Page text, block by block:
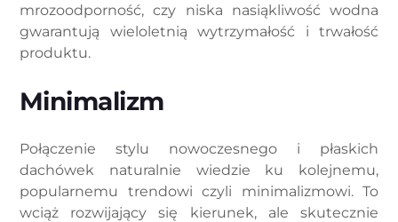
mrozoodporność, czy niska nasiąkliwość wodna
gwarantują wieloletnią wytrzymałość i trwałość
produktu.
Minimalizm
Połączenie stylu nowoczesnego i płaskich
dachówek naturalnie wiedzie ku kolejnemu,
popularnemu trendowi czyli minimalizmowi. To
wciąż rozwijający się kierunek, ale skutecznie